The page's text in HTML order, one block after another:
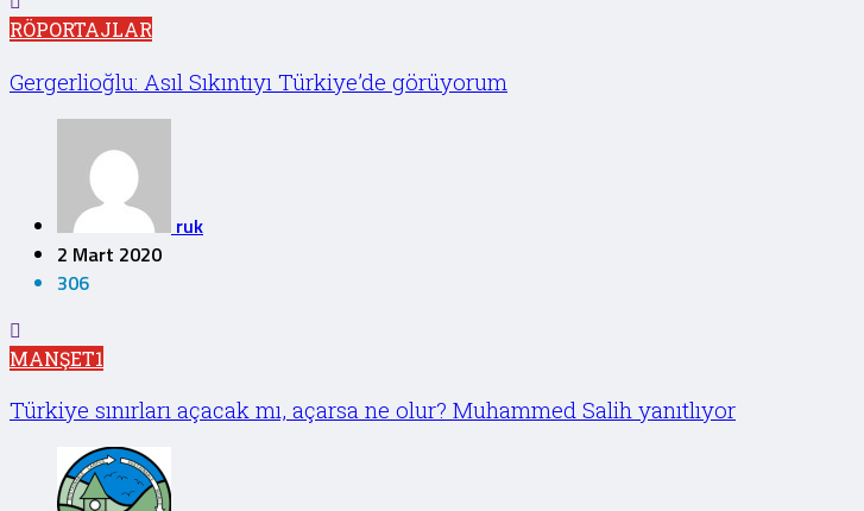
RÖPORTAJLAR
Gergerlioğlu: Asıl Sıkıntıyı Türkiye’de görüyorum
ruk
2 Mart 2020
306
MANŞET1
Türkiye sınırları açacak mı, açarsa ne olur? Muhammed Salih yanıtlıyor